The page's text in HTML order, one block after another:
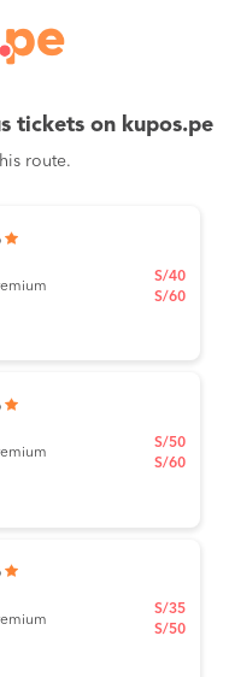
tickets on kupos.pe
route.
S/40
S/60
S/50
S/60
S/35
S/50